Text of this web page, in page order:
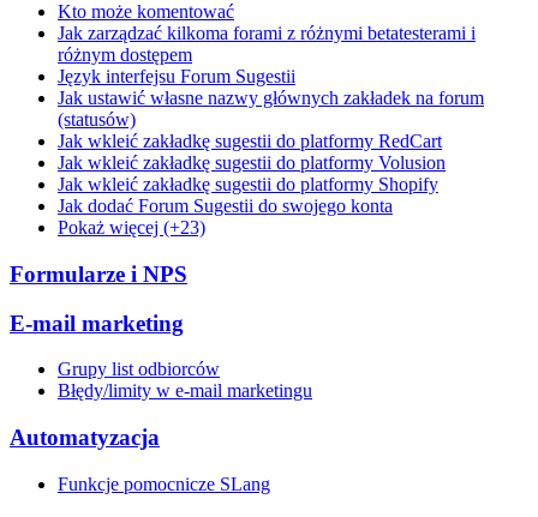
Kto może komentować
Jak zarządzać kilkoma forami z różnymi betatesterami i
różnym dostępem
Język interfejsu Forum Sugestii
Jak ustawić własne nazwy głównych zakładek na forum
(statusów)
Jak wkleić zakładkę sugestii do platformy RedCart
Jak wkleić zakładkę sugestii do platformy Volusion
Jak wkleić zakładkę sugestii do platformy Shopify
Jak dodać Forum Sugestii do swojego konta
Pokaż więcej (+23)
Formularze i NPS
E-mail marketing
Grupy list odbiorców
Błędy/limity w e-mail marketingu
Automatyzacja
Funkcje pomocnicze SLang